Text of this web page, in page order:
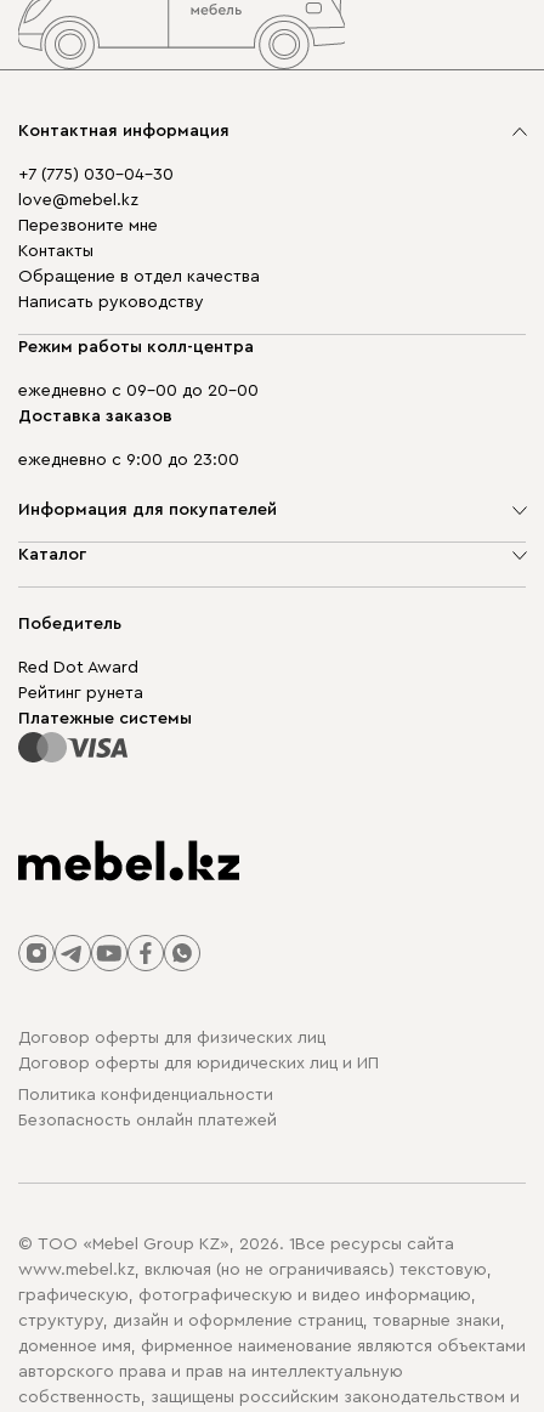
Контактная информация
+7 (775) 030-04-30
love@mebel.kz
Перезвоните мне
Контакты
Обращение в отдел качества
Написать руководству
Режим работы колл-центра
ежедневно с 09-00 до 20-00
Доставка заказов
ежедневно с 9:00 до 23:00
Информация для покупателей
О компании
Гарантия
Для бизнеса
Карта сайта
Каталог
Корпусная мебель
Модульная мебель
Столы и стулья
Победитель
Red Dot Award
Рейтинг рунета
Платежные системы
Договор оферты для физических лиц
Договор оферты для юридических лиц и ИП
Политика конфиденциальности
Безопасность онлайн платежей
© ТОО «Mebel Group KZ», 2026. 1Все ресурсы сайта
www.mebel.kz, включая (но не ограничиваясь) текстовую,
графическую, фотографическую и видео информацию,
структуру, дизайн и оформление страниц, товарные знаки,
доменное имя, фирменное наименование являются объектами
авторского права и прав на интеллектуальную
собственность, защищены российским законодательством и